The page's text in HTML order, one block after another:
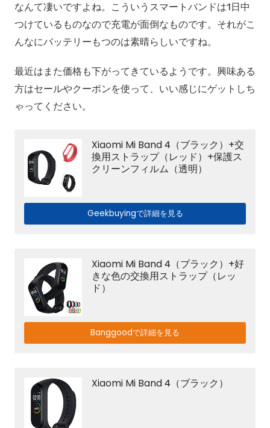
なんて凄いですよね。こういうスマートバンドは1日中
つけているものなので充電が面倒なものです。それがこ
んなにバッテリーもつのは素晴らしいですね。
最近はまた価格も下がってきているようです。興味ある
方はセールやクーポンを使って、いい感じにゲットしち
ゃってください。
Xiaomi Mi Band 4（ブラック）+交
換用ストラップ（レッド）+保護ス
クリーンフィルム（透明）
Geekbuyingで詳細を見る
Xiaomi Mi Band 4（ブラック）+好
きな色の交換用ストラップ（レッ
ド）
Banggoodで詳細を見る
Xiaomi Mi Band 4（ブラック）